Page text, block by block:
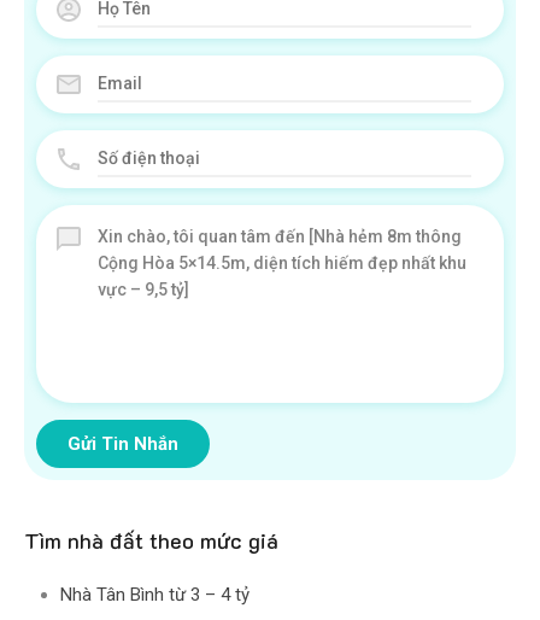
Gửi Tin Nhắn
Tìm nhà đất theo mức giá
Nhà Tân Bình từ 3 – 4 tỷ